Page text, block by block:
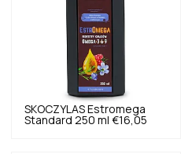
SKOCZYLAS Estromega
Standard 250 ml €16,05